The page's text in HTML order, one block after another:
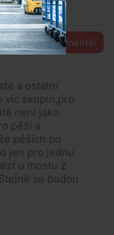
Přidat komentář
a ostatní
víc skupin,pro
není jako
pěší a
pěších po
jen pro jednu
u mostu z
se budou